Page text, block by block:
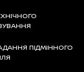
ПІДМІННОГО